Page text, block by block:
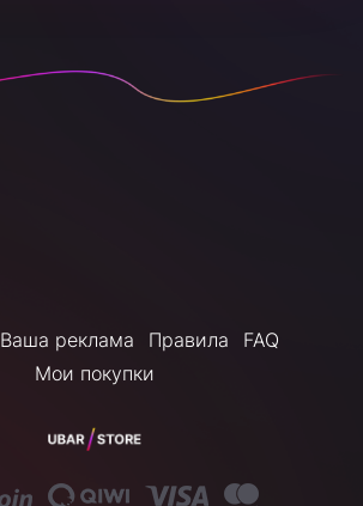
Ваша реклама Правила
FAQ
Мои покупки